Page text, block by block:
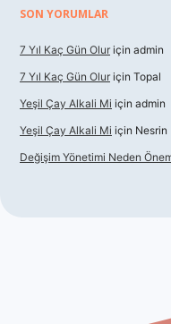
SON YORUMLAR
7 Yıl Kaç Gün Olur için admin
7 Yıl Kaç Gün Olur için Topal
Yeşil Çay Alkali Mi için admin
Yeşil Çay Alkali Mi için Nesrin
Değişim Yönetimi Neden